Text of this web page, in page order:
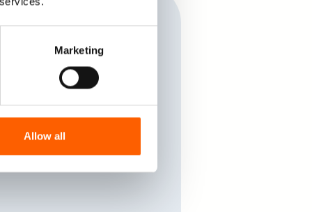
Marketing
Allow all
analogen Bestandsanlagen